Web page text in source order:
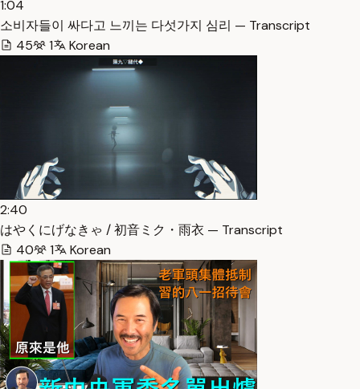
1:04
소비자들이 싸다고 느끼는 다섯가지 심리 — Transcript
45
1 Korean
2:40
はやくにげなきゃ / 初音ミク・雨衣 — Transcript
40
1 Korean